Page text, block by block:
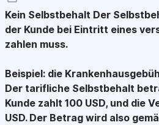
Kein Selbstbehalt Der
der Kunde bei Eintritt eines
zahlen muss.
Beispiel: die
Der tarifliche Selbstbehalt
Kunde zahlt 100 USD, und die
USD. Der Betrag wird also